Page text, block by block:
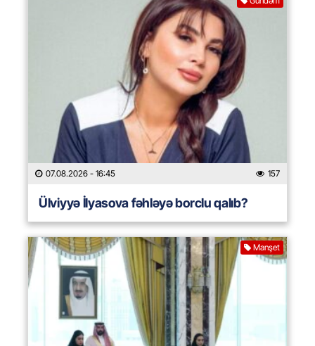
07.08.2026 - 16:45 157
Ülviyyə İlyasova fəhləyə borclu qalıb?
Manşet